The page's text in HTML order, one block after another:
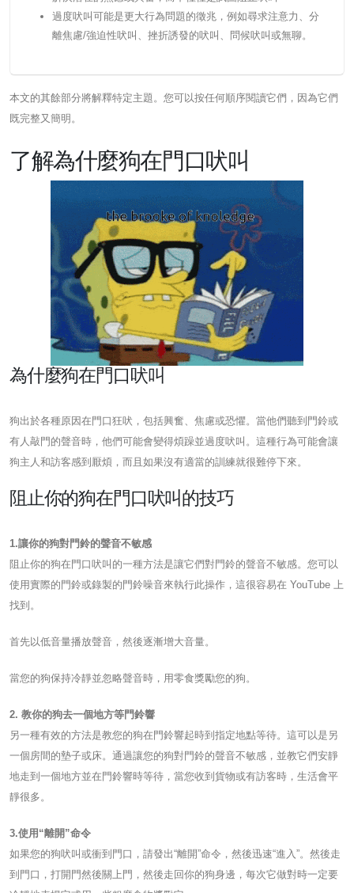
過度吠叫可能是更大行為問題的徵兆，例如尋求注意力、分
離焦慮/強迫性吠叫、挫折誘發的吠叫、問候吠叫或無聊。
本文的其餘部分將解釋特定主題。您可以按任何順序閱讀它們，因為它們
既完整又簡明。
了解為什麼狗在門口吠叫
為什麼狗在門口吠叫
狗出於各種原因在門口狂吠，包括興奮、焦慮或恐懼。當他們聽到門鈴或
有人敲門的聲音時，他們可能會變得煩躁並過度吠叫。這種行為可能會讓
狗主人和訪客感到厭煩，而且如果沒有適當的訓練就很難停下來。
阻止你的狗在門口吠叫的技巧
1.讓你的狗對門鈴的聲音不敏感
阻止你的狗在門口吠叫的一種方法是讓它們對門鈴的聲音不敏感。您可以
使用實際的門鈴或錄製的門鈴噪音來執行此操作，這很容易在 YouTube 上
找到。
首先以低音量播放聲音，然後逐漸增大音量。
當您的狗保持冷靜並忽略聲音時，用零食獎勵您的狗。
2. 教你的狗去一個地方等門鈴響
另一種有效的方法是教您的狗在門鈴響起時到指定地點等待。這可以是另
一個房間的墊子或床。通過讓您的狗對門鈴的聲音不敏感，並教它們安靜
地走到一個地方並在門鈴響時等待，當您收到貨物或有訪客時，生活會平
靜很多。
3.使用“離開”命令
如果您的狗吠叫或衝到門口，請發出“離開”命令，然後迅速“進入”。然後走
到門口，打開門然後關上門，然後走回你的狗身邊，每次它做對時一定要